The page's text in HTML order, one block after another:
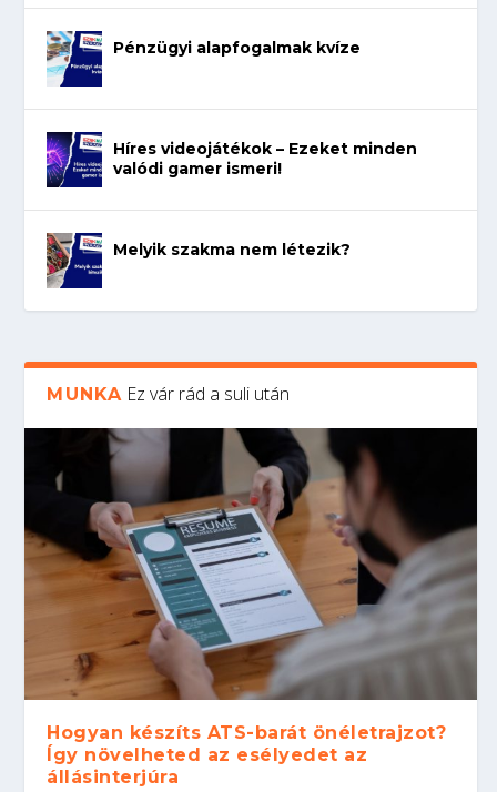
Pénzügyi alapfogalmak kvíze
Híres videojátékok – Ezeket minden
valódi gamer ismeri!
Melyik szakma nem létezik?
MUNKA Ez vár rád a suli után
Hogyan készíts ATS-barát önéletrajzot?
Így növelheted az esélyedet az
állásinterjúra